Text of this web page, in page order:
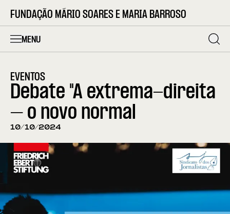
FUNDAÇÃO MÁRIO SOARES E MARIA BARROSO
MENU
EVENTOS
Debate "A extrema-direita
– o novo normal
10/10/2024